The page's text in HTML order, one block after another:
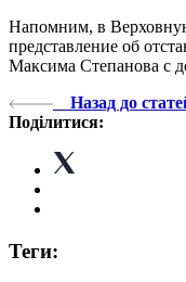
Напомним, в
представление об
Максима Степанова с
Назад до
Поділитися:
Теги: